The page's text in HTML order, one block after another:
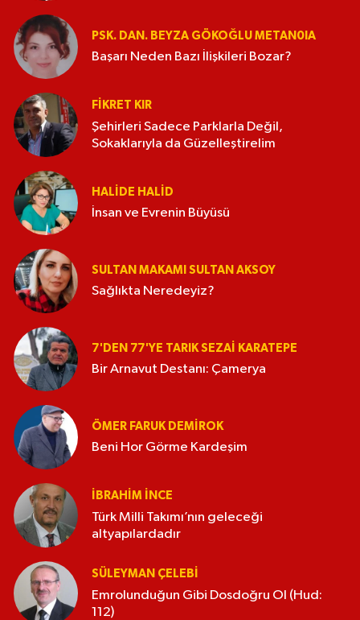
PSK. DAN. BEYZA GÖKOĞLU METAN0IA
Başarı Neden Bazı İlişkileri Bozar?
FIKRET KIR
Şehirleri Sadece Parklarla Değil,
Sokaklarıyla da Güzelleştirelim
HALIDE HALID
İnsan ve Evrenin Büyüsü
SULTAN MAKAMI SULTAN AKSOY
Sağlıkta Neredeyiz?
7'DEN 77'YE TARIK SEZAI KARATEPE
Bir Arnavut Destanı: Çamerya
ÖMER FARUK DEMIROK
Beni Hor Görme Kardeşim
İBRAHIM İNCE
Türk Milli Takımı’nın geleceği
altyapılardadır
SÜLEYMAN ÇELEBI
Emrolunduğun Gibi Dosdoğru Ol (Hud:
112)